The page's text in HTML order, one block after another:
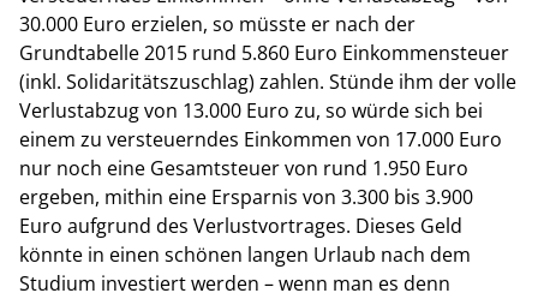
30.000 Euro erzielen, so müsste er nach der
Grundtabelle 2015 rund 5.860 Euro Einkommensteuer
(inkl. Solidaritätszuschlag) zahlen. Stünde ihm der volle
Verlustabzug von 13.000 Euro zu, so würde sich bei
einem zu versteuerndes Einkommen von 17.000 Euro
nur noch eine Gesamtsteuer von rund 1.950 Euro
ergeben, mithin eine Ersparnis von 3.300 bis 3.900
Euro aufgrund des Verlustvortrages. Dieses Geld
könnte in einen schönen langen Urlaub nach dem
Studium investiert werden – wenn man es denn